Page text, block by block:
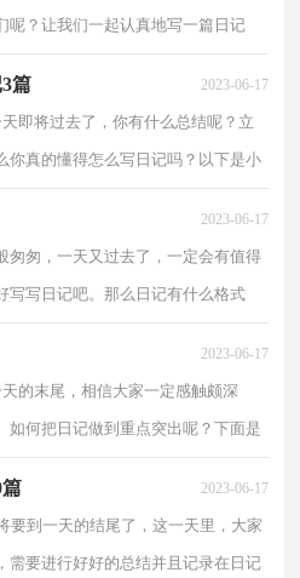
呢？让我们一起认真地写一篇日记
篇 2023-06-17
即将过去了，你有什么总结呢？立
你真的懂得怎么写日记吗？以下是小
2023-06-17
匆匆，一天又过去了，一定会有值得
写写日记吧。那么日记有什么格式
2023-06-17
的末尾，相信大家一定感触颇深
如何把日记做到重点突出呢？下面是
2023-06-17
要到一天的结尾了，这一天里，大家
需要进行好好的总结并且记录在日记